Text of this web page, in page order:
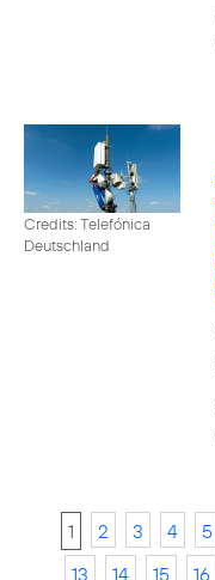
Credits: Telefónica
Deutschland
1 2 3 4 5
13
14 15 16